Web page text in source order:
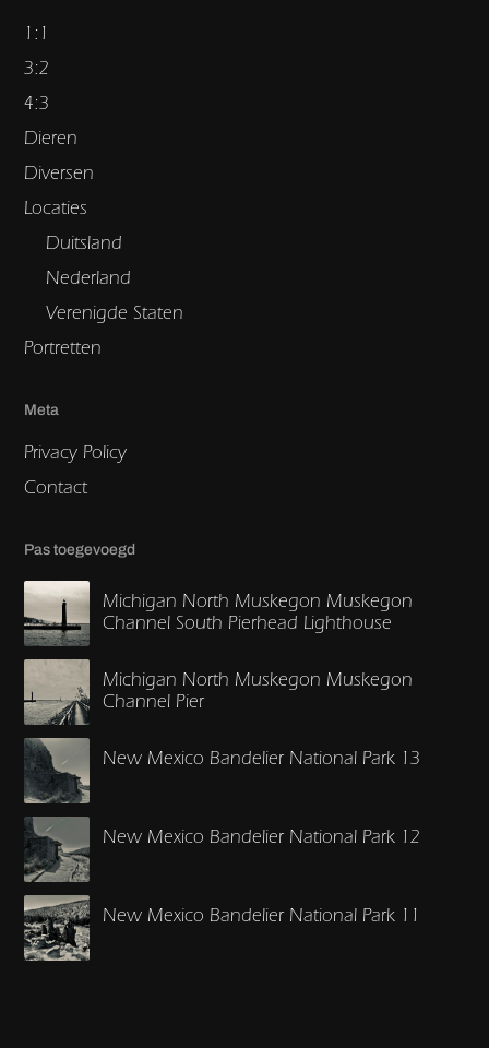
1:1
3:2
4:3
Dieren
Diversen
Locaties
Duitsland
Nederland
Verenigde Staten
Portretten
Meta
Privacy Policy
Contact
Pas toegevoegd
Michigan North Muskegon Muskegon
Channel South Pierhead Lighthouse
Michigan North Muskegon Muskegon
Channel Pier
New Mexico Bandelier National Park 13
New Mexico Bandelier National Park 12
New Mexico Bandelier National Park 11